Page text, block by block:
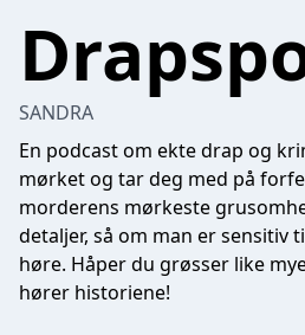
SANDRA
En podcast om ekte drap og
mørket og tar deg med på
morderens mørkeste
detaljer, så om man er sensitiv
høre. Håper du grøsser like
hører historiene!